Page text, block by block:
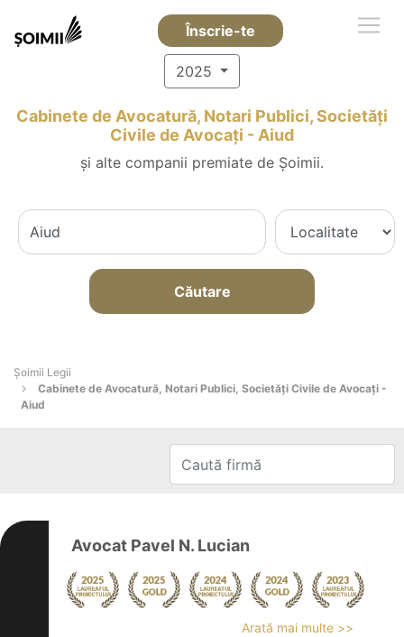
Înscrie-te
2025
Cabinete de Avocatură, Notari Publici, Societăți
Civile de Avocați - Aiud
și alte companii premiate de Șoimii.
Căutare
Șoimii Legii
Cabinete de Avocatură, Notari Publici, Societăți Civile de Avocați -
Aiud
Avocat Pavel N. Lucian
Arată mai multe >>